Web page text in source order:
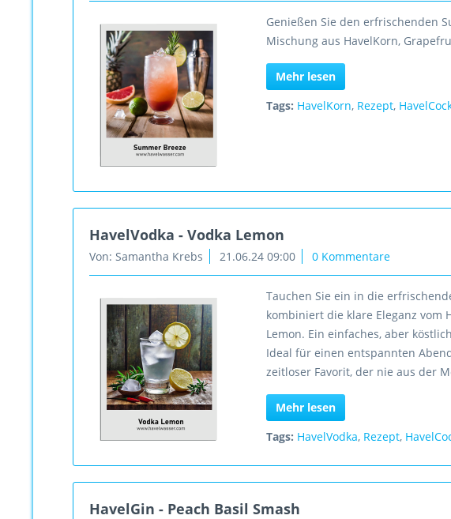
Genießen Sie den erfrischenden
Mischung aus HavelKorn,
Mehr lesen
Tags: HavelKorn, Rezept,
HavelVodka - Vodka Lemon
Von: Samantha Krebs 21.06.24 09:00 0 Kommentare
Tauchen Sie ein in die
kombiniert die klare Eleganz vom
Lemon. Ein einfaches, aber
Ideal für einen entspannten
zeitloser Favorit, der nie aus der
Mehr lesen
Tags: HavelVodka, Rezept,
HavelGin - Peach Basil Smash